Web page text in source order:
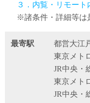
３．内覧・リモート
※諸条件・詳細等は
最寄駅
都営大江
東京メト
JR中央・
東京メト
JR中央・